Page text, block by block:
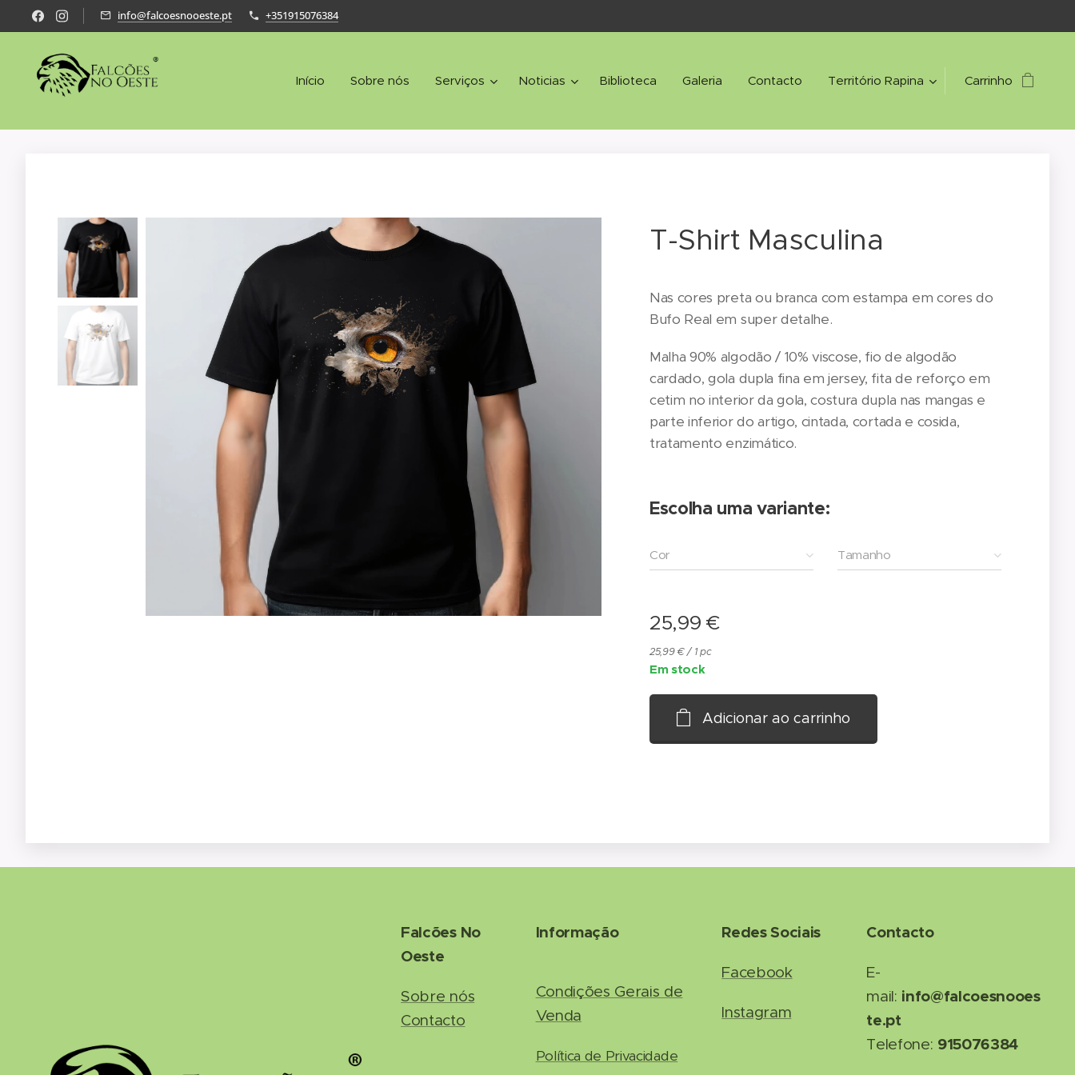
info@falcoesnooeste.pt +351915076384
Início Sobre nós Serviços Noticias Biblioteca Galeria Contacto Território Rapina Carrinho
T-Shirt Masculina
Nas cores preta ou branca com estampa em cores do
Bufo Real em super detalhe.
Malha 90% algodão / 10% viscose, fio de algodão
cardado, gola dupla fina em jersey, fita de reforço em
cetim no interior da gola, costura dupla nas mangas e
parte inferior do artigo, cintada, cortada e cosida,
tratamento enzimático.
Escolha uma variante:
Cor Tamanho
25,99 €
25,99 € / 1 pc
Em stock
Adicionar ao carrinho
Falcões No
Oeste
Sobre nós
Contacto
Informação
Condições Gerais de
Venda
Política de Privacidade
Redes Sociais
Facebook
Instagram
Contacto
E-
mail: info@falcoesnooes
te.pt
Telefone: 915076384